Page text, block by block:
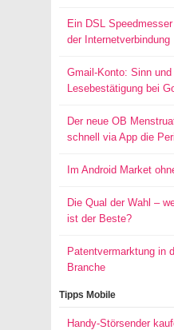
Ein DSL
der Internetverbindung
Gmail-Konto: Sinn
Lesebestätigung bei
Der neue OB
schnell via App die
Im Android Market
Die Qual der Wahl –
ist der Beste?
Patentvermarktung in
Branche
Tipps Mobile
Handy-Störsender